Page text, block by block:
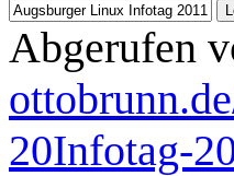
Abgerufen
20Infotag-